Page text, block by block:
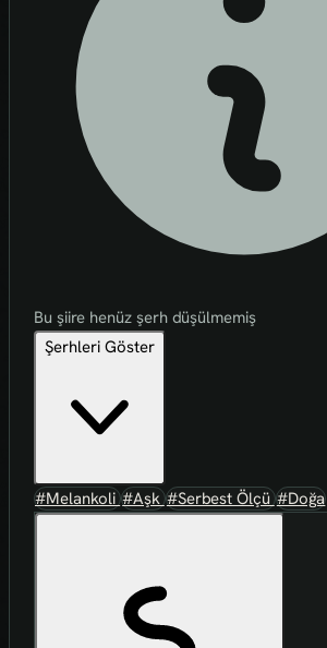
Bu şiire henüz şerh düşülmemiş
Şerhleri Göster
#Melankoli#Aşk#Serbest Ölçü#Doğa